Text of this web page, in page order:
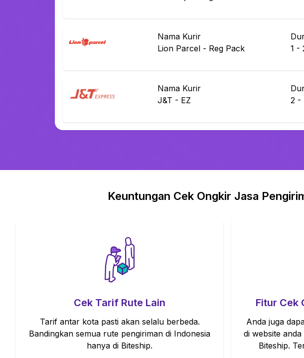
Nama Kurir
Lion Parcel - Reg Pack
1 -
Nama Kurir
J&T - EZ
2 -
Keuntungan Cek Ongkir Jasa
Cek Tarif Rute Lain
Tarif antar kota pasti akan selalu berbeda.
Bandingkan semua rute pengiriman di Indonesia
hanya di Biteship.
Fitur Cek
Anda juga
di website
Biteship.